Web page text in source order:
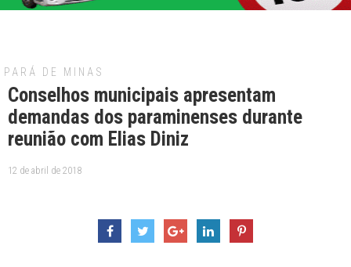
PARÁ DE MINAS
Conselhos municipais apresentam
demandas dos paraminenses durante
reunião com Elias Diniz
12 de abril de 2018